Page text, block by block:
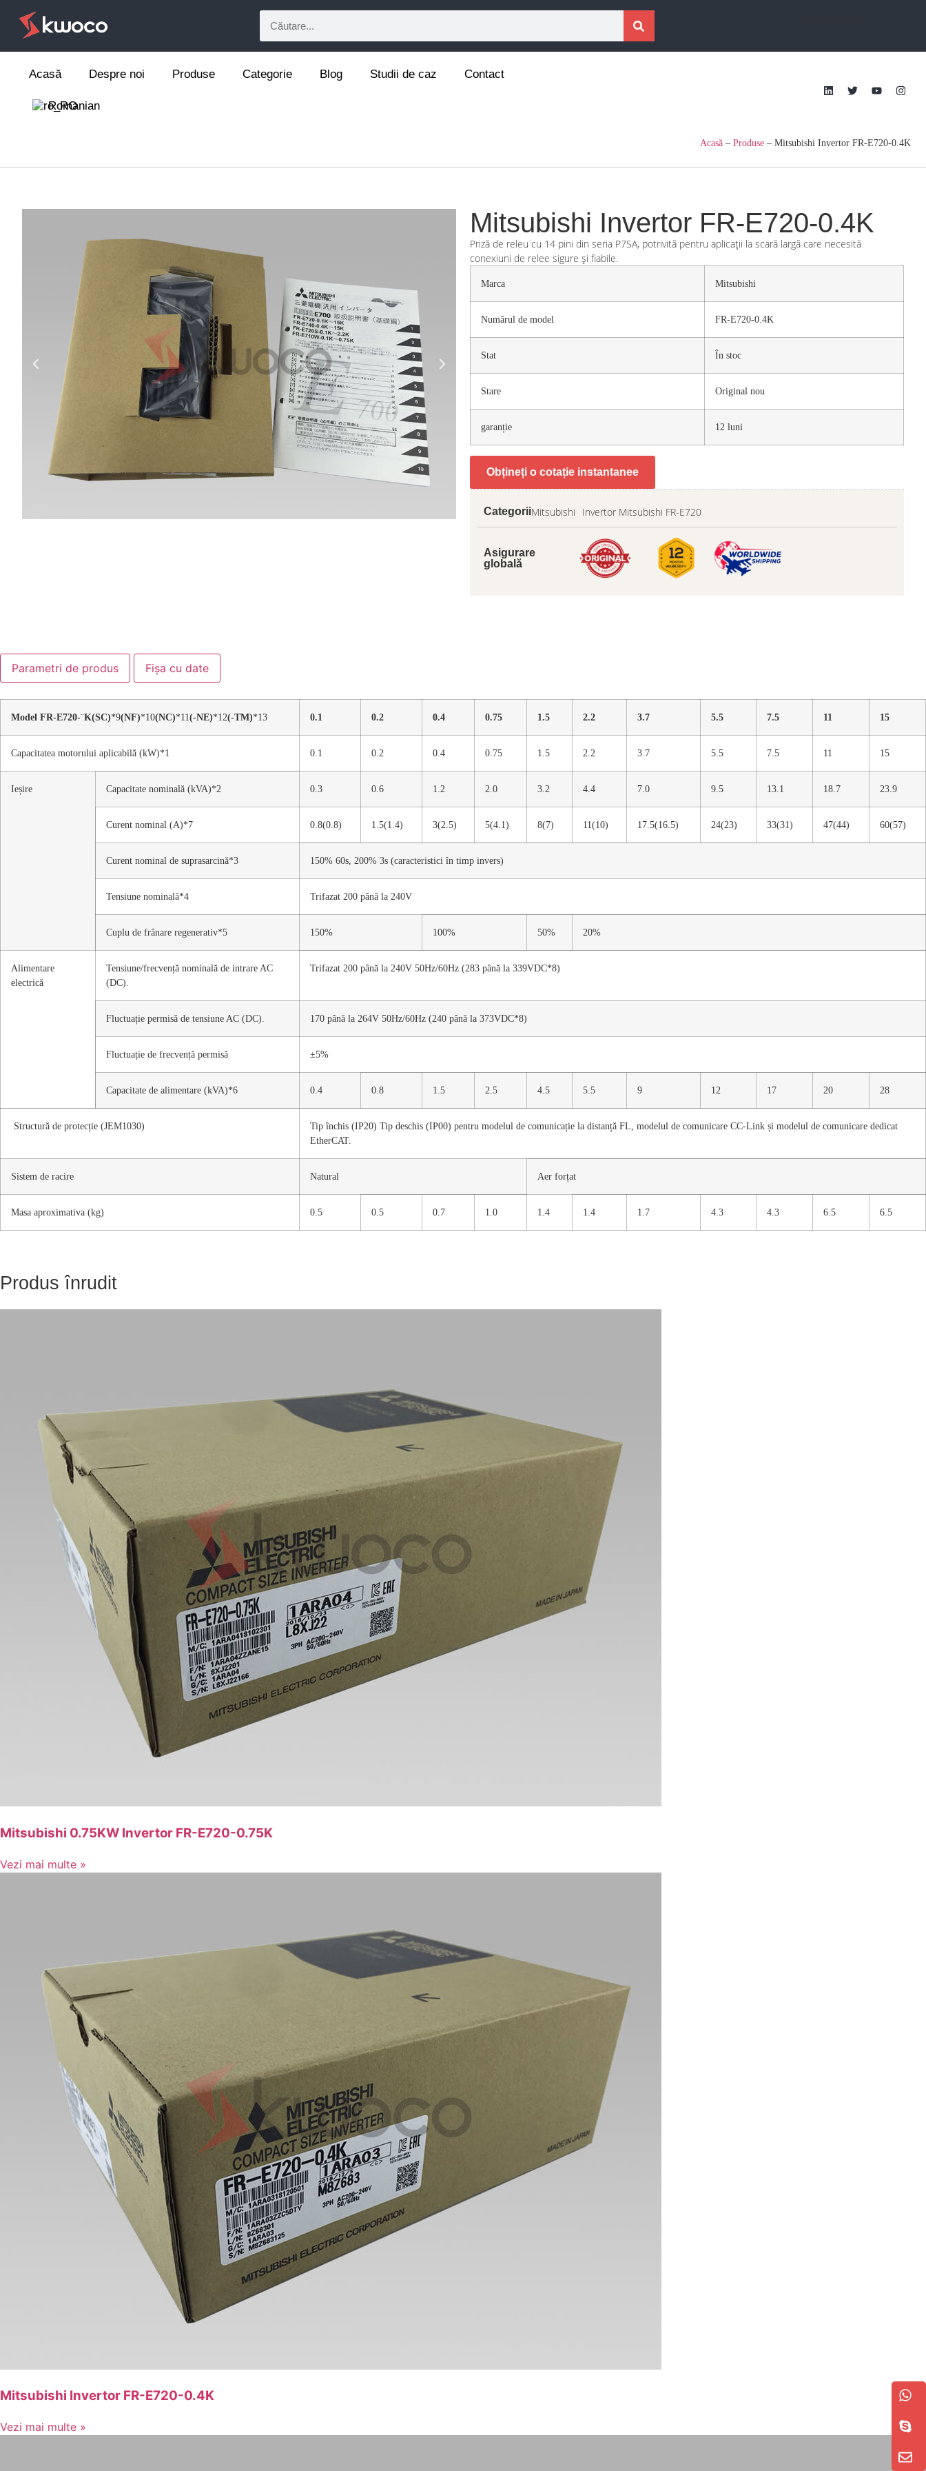
Acasă Despre noi Produse Categorie Blog Studii de caz Contact
Romanian
Acasă – Produse – Mitsubishi Invertor FR-E720-0.4K
Mitsubishi Invertor FR-E720-0.4K
Priză de releu cu 14 pini din seria P7SA, potrivită pentru aplicații la scară largă care necesită
conexiuni de relee sigure și fiabile.
Marca Mitsubishi
Numărul de model FR-E720-0.4K
Stat În stoc
Stare Original nou
garanție 12 luni
Obțineți o cotație instantanee
CategoriiMitsubishi Invertor Mitsubishi FR-E720
Asigurare
globală
Parametri de produs Fișa cu date
Model FR-E720-¨K(SC)*9(NF)*10(NC)*11(-NE)*12(-TM)*13 0.1 0.2 0.4 0.75 1.5 2.2 3.7 5.5 7.5 11 15
Capacitatea motorului aplicabilă (kW)*1 0.1 0.2 0.4 0.75 1.5 2.2 3.7 5.5 7.5 11 15
Ieșire Capacitate nominală (kVA)*2 0.3 0.6 1.2 2.0 3.2 4.4 7.0 9.5 13.1 18.7 23.9
Curent nominal (A)*7 0.8(0.8) 1.5(1.4) 3(2.5) 5(4.1) 8(7) 11(10) 17.5(16.5) 24(23) 33(31) 47(44) 60(57)
Curent nominal de suprasarcină*3 150% 60s, 200% 3s (caracteristici în timp invers)
Tensiune nominală*4 Trifazat 200 până la 240V
Cuplu de frânare regenerativ*5 150% 100% 50% 20%
Alimentare
electrică
Tensiune/frecvență nominală de intrare AC
(DC).
Trifazat 200 până la 240V 50Hz/60Hz (283 până la 339VDC*8)
Fluctuație permisă de tensiune AC (DC). 170 până la 264V 50Hz/60Hz (240 până la 373VDC*8)
Fluctuație de frecvență permisă ±5%
Capacitate de alimentare (kVA)*6 0.4 0.8 1.5 2.5 4.5 5.5 9 12 17 20 28
Structură de protecție (JEM1030)
Tip închis (IP20) Tip deschis (IP00) pentru modelul de comunicație la distanță FL, modelul de comunicare CC-Link și modelul de comunicare dedicat
EtherCAT.
Sistem de racire Natural Aer forțat
Masa aproximativa (kg) 0.5 0.5 0.7 1.0 1.4 1.4 1.7 4.3 4.3 6.5 6.5
Produs înrudit
Mitsubishi 0.75KW Invertor FR-E720-0.75K
Vezi mai multe »
Mitsubishi Invertor FR-E720-0.4K
Vezi mai multe »